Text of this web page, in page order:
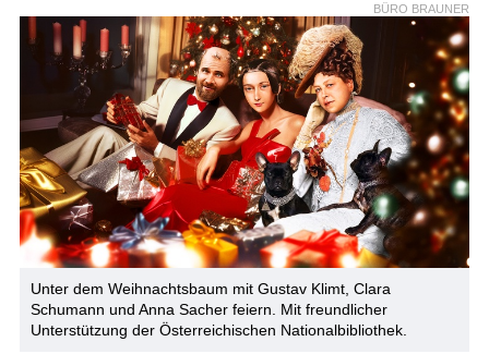
Unter dem Weihnachtsbaum mit Gustav Klimt, Clara
Schumann und Anna Sacher feiern. Mit freundlicher
Unterstützung der Österreichischen Nationalbibliothek.
BÜRO BRAUNER